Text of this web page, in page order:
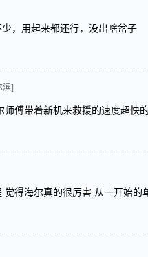
，用起来都还行，没出啥岔子
滨]
师傅带着新机来救援的速度超快
觉得海尔真的很厉害 从一开始的